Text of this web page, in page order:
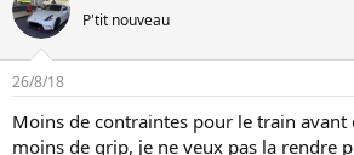
s
c
u
s
s
i
o
P'tit nouveau
26/8/18
Moins de contraintes pour le train
moins de grip, je ne veux pas la rendre